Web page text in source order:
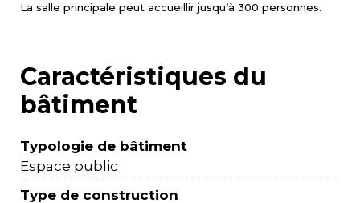
La salle principale peut accueillir jusqu’à 300 personnes.
Caractéristiques du
bâtiment
Typologie de bâtiment
Espace public
Type de construction